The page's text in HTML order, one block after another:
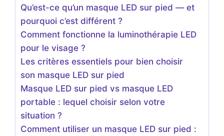
Qu’est-ce qu’un masque LED sur pied — et
pourquoi c’est différent ?
Comment fonctionne la luminothérapie LED
pour le visage ?
Les critères essentiels pour bien choisir
son masque LED sur pied
Masque LED sur pied vs masque LED
portable : lequel choisir selon votre
situation ?
Comment utiliser un masque LED sur pied :